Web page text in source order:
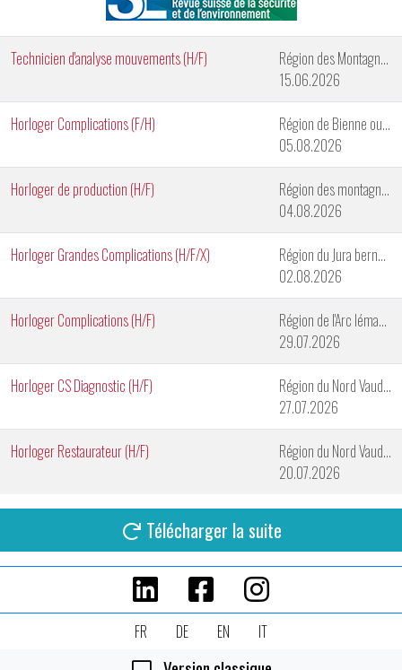
Technicien d'analyse mouvements (H/F)
Région des Montagnes Neuchâteloises
15.06.2026
Horloger Complications (F/H)
Région de Bienne ou de Genève
05.08.2026
Horloger de production (H/F)
Région des montagnes neuchâteloises
04.08.2026
Horloger Grandes Complications (H/F/X)
Région du Jura bernois
02.08.2026
Horloger Complications (H/F)
Région de l'Arc lémanique
29.07.2026
Horloger CS Diagnostic (H/F)
Région du Nord Vaudois
27.07.2026
Horloger Restaurateur (H/F)
Région du Nord Vaudois
20.07.2026
Télécharger la suite
FR DE EN IT